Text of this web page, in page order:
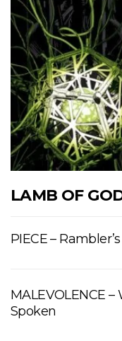
LAMB OF
PIECE –
MALEVOLENCE
Spoken